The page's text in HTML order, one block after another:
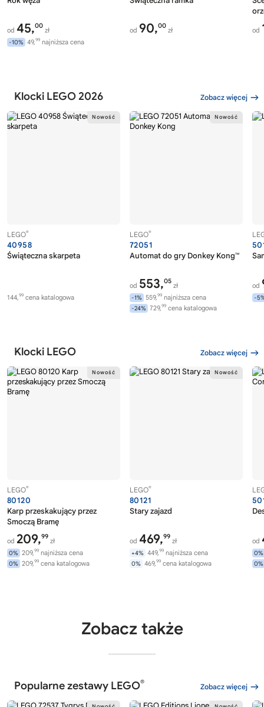
od 45,00
zł
-10% 49,99 najniższa cena
od 90,00
zł od
Klocki LEGO 2026 Zobacz więcej
LEGO®
40958
Świąteczna skarpeta
144,99 cena katalogowa
LEGO®
72051
Automat do gry Donkey Kong™
od 553,05
zł
-1% 559,99 najniższa cena
-24% 729,99 cena katalogowa
od
-
Klocki LEGO Zobacz więcej
LEGO®
80120
Karp przeskakujący przez
Smoczą Bramę
od 209,99
zł
0% 209,99 najniższa cena
0% 209,99 cena katalogowa
LEGO®
80121
Stary zajazd
od 469,99
zł
+4% 449,99 najniższa cena
0% 469,99 cena katalogowa
od
0%
0%
Zobacz także
Popularne zestawy LEGO® Zobacz więcej